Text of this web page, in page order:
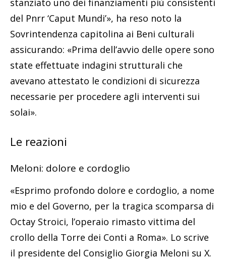
stanziato uno dei finanziamenti più consistenti
del Pnrr ‘Caput Mundi’», ha reso noto la
Sovrintendenza capitolina ai Beni culturali
assicurando: «Prima dell’avvio delle opere sono
state effettuate indagini strutturali che
avevano attestato le condizioni di sicurezza
necessarie per procedere agli interventi sui
solai».
Le reazioni
Meloni: dolore e cordoglio
«Esprimo profondo dolore e cordoglio, a nome
mio e del Governo, per la tragica scomparsa di
Octay Stroici, l’operaio rimasto vittima del
crollo della Torre dei Conti a Roma». Lo scrive
il presidente del Consiglio Giorgia Meloni su X.